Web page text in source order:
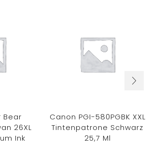
Bear
26XL
Ink
Canon PGI-580PGBK XXL
Tintenpatrone Schwarz
25,7 Ml